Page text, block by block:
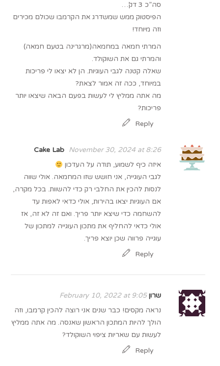
סה”כ 3 דק’…
הפיסטוק ממש שמשדרג את הקרמבו שכולם מכירים
וזה מיוחד!
המרתי חמאה במחמאה(מרגרינה בטעם חמאה)
והמרתי גם את השוקולד.
שאלה קטנה לגבי העוגיות. הן לא יצאו לי פריכות
במיוחד, ככה זה אמור לצאת?
מה אתה ממליץ לי לעשות בפעם הבאה שיצאו יותר
פריכות?
Reply
Cake Lab
November 30, 2024 at 8:26
איזה כיף לשמוע, תודה על העדכון
לגבי העוגייה, אני חושש שזו המחמאה. אולי שווה
לנסות להכין את החלבי רק כדי להשוות. בכל מקרה,
אם העוגיות יצאו בהירות, אולי כדאי לאפות עד
להשחמה כדי שיצא יותר פריך. ואם זה לא זה, אז
אולי כדאי להחליף את מתכון העוגייה למתכון של
עוגייה פרווה שכן יוצא פריך.
Reply
שרון February 10, 2022 at 9:05
נראה מקסים! כבר שנים אני רוצה להכין קרמבו, וזה
הולך להיות המתכון הראשון שאנסה. מה אתה ממליץ
לעשות עם שאריות ציפוי השוקולד?
Reply